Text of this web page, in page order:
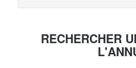
RECHERCHER